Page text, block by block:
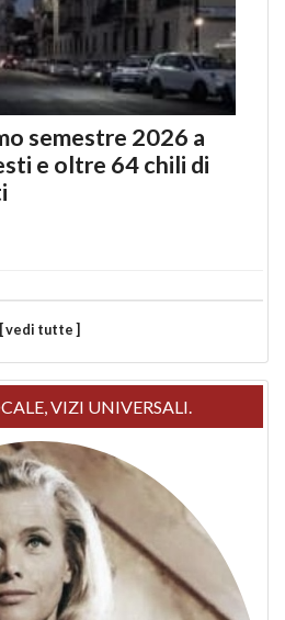
semestre 2026 a
e oltre 64 chili di
[ vedi tutte ]
VIZI UNIVERSALI.